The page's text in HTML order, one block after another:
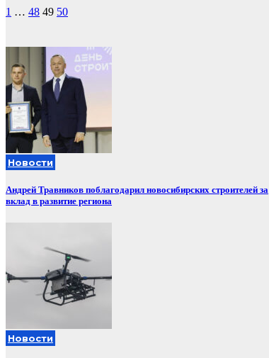
Пагинация
1 … 48 49 50
Новости
Андрей Травников поблагодарил новосибирских строителей за
вклад в развитие региона
Новости